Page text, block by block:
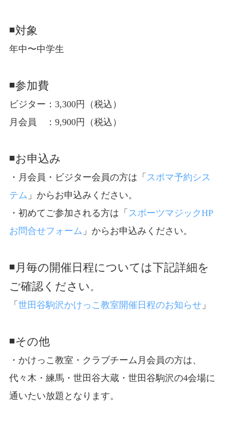
◾️対象
年中〜中学生
◾️参加費
ビジター：3,300円（税込）
月会員 ：9,900円（税込）
◾️お申込み
・月会員・ビジター会員の方は「 スポマ予約シス
テム 」からお申込みください。
・初めてご参加される方は「 スポーツマジックHP
お問合せフォーム 」からお申込みください。
◾️月毎の開催日程については下記詳細を
ご確認ください 。
「 世田谷駒沢かけっこ教室開催日程のお知らせ」
◾️その他
・かけっこ教室・クラブチーム月会員の方は、
代々木・練馬・世田谷大蔵・世田谷駒沢の4会場に
通いたい放題となります。